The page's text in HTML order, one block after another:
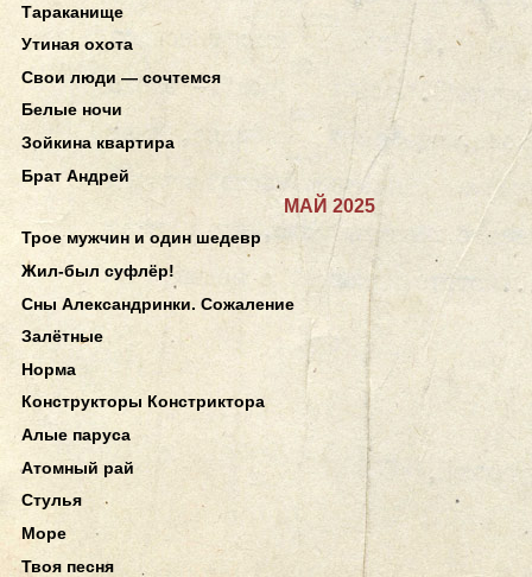
Тараканище
Утиная охота
Свои люди — сочтемся
Белые ночи
Зойкина квартира
Брат Андрей
МАЙ 2025
Трое мужчин и один шедевр
Жил-был суфлёр!
Сны Александринки. Сожаление
Залётные
Норма
Конструкторы Констриктора
Алые паруса
Атомный рай
Стулья
Море
Твоя песня